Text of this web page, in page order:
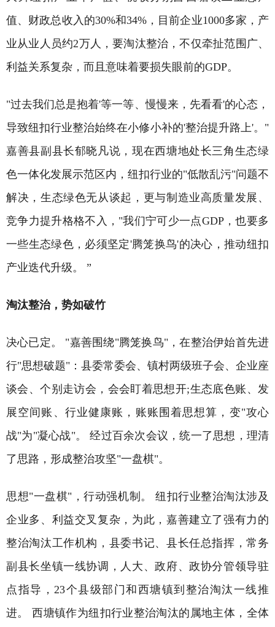
值、财政总收入的30%和34%，目前企业1000多家，产
业从业人员约2万人，要淘汰整治，不仅牵扯范围广、
利益关系复杂，而且意味着要损失眼前的GDP。
"过去我们总是抱着'等一等、慢慢来，先看看'的心态，
导致纽扣行业整治始终在小修小补的'整治提升路上'。"
嘉善县副县长郁晓凡说，现在西塘地处长三角生态绿
色一体化发展示范区内，纽扣行业的"低散乱污"问题不
解决，生态绿色无从谈起，更与制造业高质量发展、
竞争力提升格格不入，"我们宁可少一点GDP，也要多
一些生态绿色，必须坚定'腾笼换鸟'的决心，推动纽扣
产业迭代升级。 ”
淘汰整治，势如破竹
决心已定。 "嘉善围绕"腾笼换鸟"，在整治伊始首先进
行"思想破题"：县委常委会、镇村两级班子会、企业座
谈会、个别走访会，会会盯着思想开;生态底色账、发
展空间账、行业健康账，账账围着思想算，变"攻心
战"为"凝心战"。 经过百余次会议，统一了思想，理清
了思路，形成整治攻坚"一盘棋"。
思想"一盘棋"，行动强机制。 纽扣行业整治淘汰涉及
企业多、利益交叉复杂，为此，嘉善建立了强有力的
整治淘汰工作机构，县委书记、县长任总指挥，常务
副县长坐镇一线协调，人大、政府、政协分管领导驻
点指导，23个县级部门和西塘镇到整治淘汰一线推
进。 西塘镇作为纽扣行业整治淘汰的属地主体，全体